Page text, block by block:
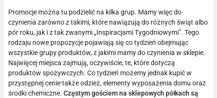
Promocje można tu podzielić na kilka grup. Mamy więc do
czynienia zarówno z takimi, które nawiązują do różnych świąt albo
pór roku, jak i z tak zwanymi „Inspiracjami Tygodniowymi”. Tego
rodzaju nowe propozycje pojawiają się co tydzień obejmując
wszystkie grupy produktów, z jakimi mamy do czynienia w sklepie.
Najwięcej miejsca zajmują, oczywiście, te, które dotyczą
produktów spożywczych. Co tydzień możemy jednak kupić w
przystępnej cenie także odzież, elementy wyposażenia domu oraz
środki chemiczne. Częstym gościem na sklepowych półkach są